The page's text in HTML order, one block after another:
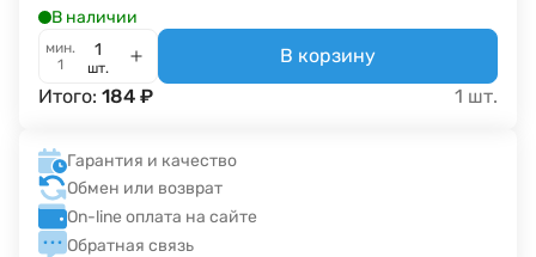
В наличии
мин.
1
шт.
В корзину
Итого: 184 ₽ 1 шт.
Гарантия и качество
Обмен или возврат
On-line оплата на сайте
Обратная связь